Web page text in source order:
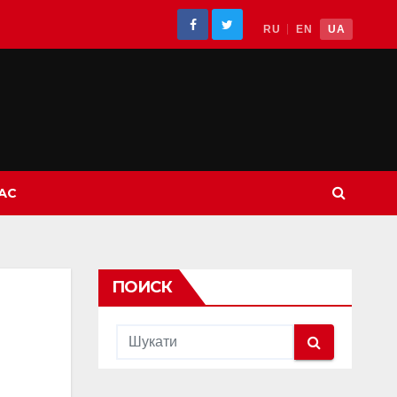
RU EN UA
ПОИСК